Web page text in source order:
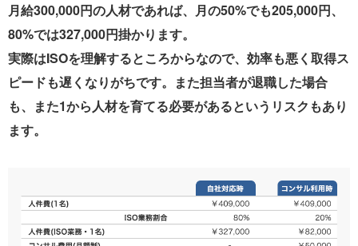
月給300,000円の人材であれば、月の50%でも205,000円、
80%では327,000円掛かります。
実際はISOを理解するところからなので、効率も悪く取得ス
ピードも遅くなりがちです。また担当者が退職した場合
も、また1から人材を育てる必要があるというリスクもあり
ます。